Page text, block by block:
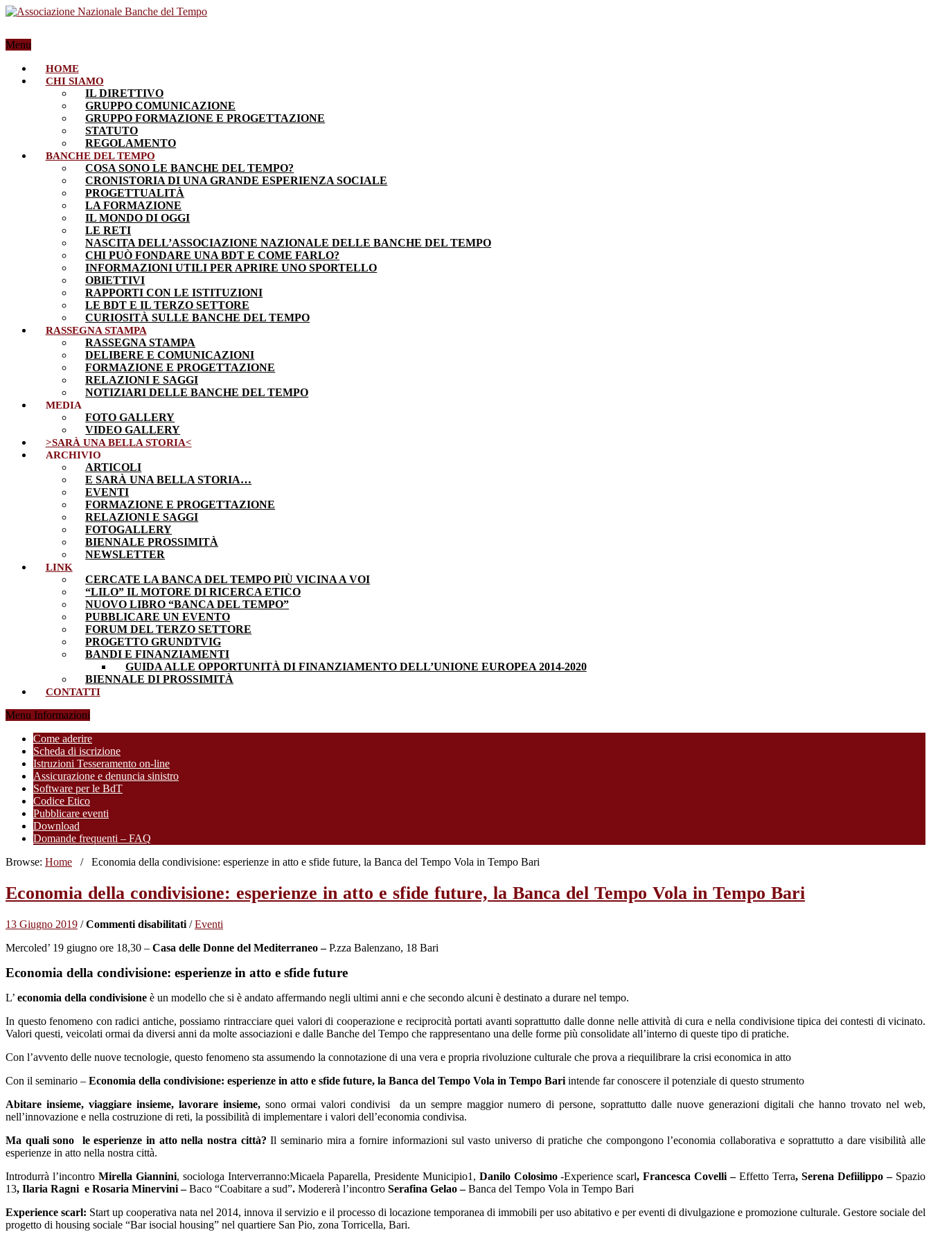
Menu
HOME
CHI SIAMO
IL DIRETTIVO
GRUPPO COMUNICAZIONE
GRUPPO FORMAZIONE E PROGETTAZIONE
STATUTO
REGOLAMENTO
BANCHE DEL TEMPO
COSA SONO LE BANCHE DEL TEMPO?
CRONISTORIA DI UNA GRANDE ESPERIENZA SOCIALE
PROGETTUALITÀ
LA FORMAZIONE
IL MONDO DI OGGI
LE RETI
NASCITA DELL’ASSOCIAZIONE NAZIONALE DELLE BANCHE DEL TEMPO
CHI PUÒ FONDARE UNA BDT E COME FARLO?
INFORMAZIONI UTILI PER APRIRE UNO SPORTELLO
OBIETTIVI
RAPPORTI CON LE ISTITUZIONI
LE BDT E IL TERZO SETTORE
CURIOSITÀ SULLE BANCHE DEL TEMPO
RASSEGNA STAMPA
RASSEGNA STAMPA
DELIBERE E COMUNICAZIONI
FORMAZIONE E PROGETTAZIONE
RELAZIONI E SAGGI
NOTIZIARI DELLE BANCHE DEL TEMPO
MEDIA
FOTO GALLERY
VIDEO GALLERY
>SARÀ UNA BELLA STORIA<
ARCHIVIO
ARTICOLI
E SARÀ UNA BELLA STORIA…
EVENTI
FORMAZIONE E PROGETTAZIONE
RELAZIONI E SAGGI
FOTOGALLERY
BIENNALE PROSSIMITÀ
NEWSLETTER
LINK
CERCATE LA BANCA DEL TEMPO PIÙ VICINA A VOI
“LILO” IL MOTORE DI RICERCA ETICO
NUOVO LIBRO “BANCA DEL TEMPO”
PUBBLICARE UN EVENTO
FORUM DEL TERZO SETTORE
PROGETTO GRUNDTVIG
BANDI E FINANZIAMENTI
GUIDA ALLE OPPORTUNITÀ DI FINANZIAMENTO DELL’UNIONE EUROPEA 2014-2020
BIENNALE DI PROSSIMITÀ
CONTATTI
Menu Informazioni
Come aderire
Scheda di iscrizione
Istruzioni Tesseramento on-line
Assicurazione e denuncia sinistro
Software per le BdT
Codice Etico
Pubblicare eventi
Download
Domande frequenti – FAQ
Browse: Home / Economia della condivisione: esperienze in atto e sfide future, la Banca del Tempo Vola in Tempo Bari
Economia della condivisione: esperienze in atto e sfide future, la Banca del Tempo Vola in Tempo Bari
13 Giugno 2019 /Commenti disabilitatisu
della
esperienze
atto
sfide
future,
Banca
del
Tempo
in
Tempo
Bari
/Eventi
Mercoled’ 19 giugno ore 18,30 – Casa delle Donne del Mediterraneo–P.zza Balenzano, 18 Bari
Economia della condivisione: esperienze in atto e sfide future
L’ economia della condivisione è un modello che si è andato affermando negli ultimi anni e che secondo alcuni è destinato a durare nel tempo.
In questo fenomeno con radici antiche, possiamo rintracciare quei valori di cooperazione e reciprocità portati avanti soprattutto dalle donne nelle attività di cura e nella condivisione tipica dei contesti di vicinato.
Valori questi, veicolati ormai da diversi anni da molte associazioni e dalle Banche del Tempo che rappresentano una delle forme più consolidate all’interno di queste tipo di pratiche.
Con l’avvento delle nuove tecnologie, questo fenomeno sta assumendo la connotazione di una vera e propria rivoluzione culturale che prova a riequilibrare la crisi economica in atto
Con il seminario – Economia della condivisione: esperienze in atto e sfide future, la Banca del Tempo Vola in Tempo Bariintende far conoscere il potenziale di questo strumento
Abitare insieme, viaggiare insieme, lavorare insieme, sono ormai valori condivisi da un sempre maggior numero di persone, soprattutto dalle nuove generazioni digitali che hanno trovato nel web,
nell’innovazione e nella costruzione di reti, la possibilità di implementare i valori dell’economia condivisa.
Ma quali sono le esperienze in atto nella nostra città?Il seminario mira a fornire informazioni sul vasto universo di pratiche che compongono l’economia collaborativa e soprattutto a dare visibilità alle
esperienze in atto nella nostra città.
Introdurrà l’incontro Mirella Giannini, sociologa Interverranno:Micaela Paparella, Presidente Municipio1, Danilo Colosimo-Experience scarl, Francesca Covelli –Effetto Terra, Serena Defiilippo –Spazio
13, Ilaria Ragni e Rosaria Minervini –Baco “Coabitare a sud”. Modererà l’incontro Serafina Gelao –Banca del Tempo Vola in Tempo Bari
Experience scarl: Start up cooperativa nata nel 2014, innova il servizio e il processo di locazione temporanea di immobili per uso abitativo e per eventi di divulgazione e promozione culturale. Gestore sociale del
progetto di housing sociale “Bar isocial housing” nel quartiere San Pio, zona Torricella, Bari.